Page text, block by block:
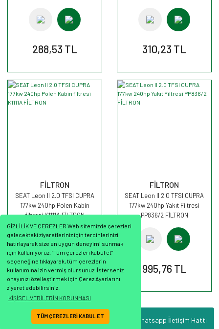
GİZLİLİK VE ÇEREZLER Web sitemizde çerezleri
gelecekteki ziyaretleriniz için tercihlerinizi
hatırlayarak size en uygun deneyimi sunmak
için kullanıyoruz. “Tüm çerezleri kabul et”
seçeneğine tıklayarak, tüm çerezlerin
kullanımına izin vermiş olursunuz. İsterseniz
onayınızı özelleştirmek için Çerez Ayarlarını
ziyaret edebilirsiniz.
KİŞİSEL VERİLERİN KORUNMASI
TÜM ÇEREZLERİ KABUL ET Whatsapp İletişim Hattı
288,53 TL 310,23 TL
FİLTRON
SEAT Leon II 2.0 TFSI CUPRA
177kw 240hp Polen Kabin
filtresi K1111A FİLTRON
442,56 TL
FİLTRON
SEAT Leon II 2.0 TFSI CUPRA
177kw 240hp Yakıt Filtresi
PP836/2 FİLTRON
995,76 TL